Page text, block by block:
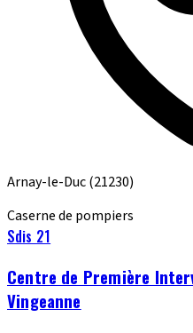
Arnay-le-Duc(21230)
Caserne de pompiers
Sdis 21
Centre de Première
Vingeanne